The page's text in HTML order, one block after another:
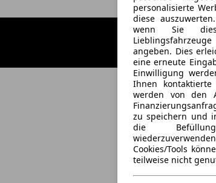
personalisierte
diese
wenn Sie
angeben. Dies
eine erneute
Einwilligung
Ihnen kontaktierte
werden von den
zu speichern und
die Befüllung
Cookies/Tools
teilweise nicht